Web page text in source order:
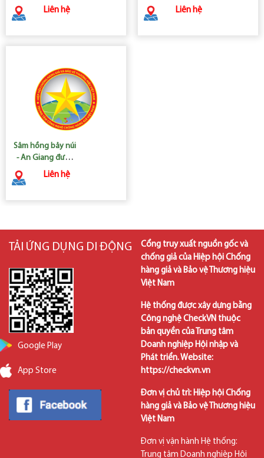
Trung tâm công
nghệ chống hàng
Liên hệ
hộ bởi Trung tâm
công nghệ chống
Liên hệ
Sâm hồng bảy núi
- An Giang được
bảo hộ bởi Trung
tâm công nghệ
Liên hệ
TẢI ỨNG DỤNG DI ĐỘNG
Google Play
App Store
Cổng truy xuất nguồn gốc và
chống giả của Hiệp hội Chống
hàng giả và Bảo vệ Thương hiệu
Việt Nam
Hệ thống được xây dựng bằng
Công nghệ CheckVN thuộc
bản quyền của Trung tâm
Doanh nghiệp Hội nhập và
Phát triển. Website:
https://checkvn.vn
Đơn vị chủ trì: Hiệp hội Chống
hàng giả và Bảo vệ Thương hiệu
Việt Nam
Đơn vị vận hành Hệ thống:
Trung tâm Doanh nghiệp Hội